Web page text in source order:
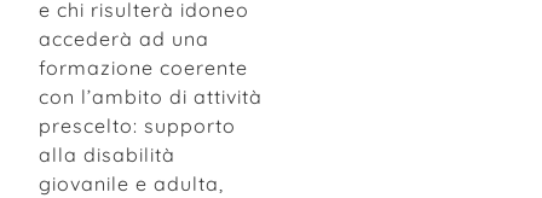
e chi risulterà idoneo
accederà ad una
formazione coerente
con l’ambito di attività
prescelto: supporto
alla disabilità
giovanile e adulta,